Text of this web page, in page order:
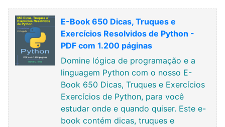
E-Book 650 Dicas, Truques e
Exercícios Resolvidos de Python -
PDF com 1.200 páginas
Domine lógica de programação e a
linguagem Python com o nosso E-
Book 650 Dicas, Truques e Exercícios
Exercícios de Python, para você
estudar onde e quando quiser. Este e-
book contém dicas, truques e